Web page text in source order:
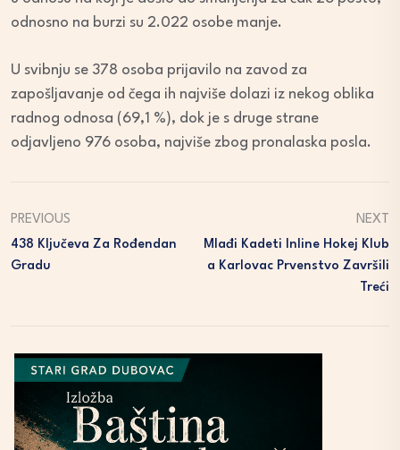
odnosno na burzi su 2.022 osobe manje.
U svibnju se 378 osoba prijavilo na zavod za
zapošljavanje od čega ih najviše dolazi iz nekog oblika
radnog odnosa (69,1 %), dok je s druge strane
odjavljeno 976 osoba, najviše zbog pronalaska posla.
PREVIOUS
438 Ključeva Za Rođendan
Gradu
NEXT
Mlađi Kadeti Inline Hokej Klub
A Karlovac Prvenstvo Završili
Treći